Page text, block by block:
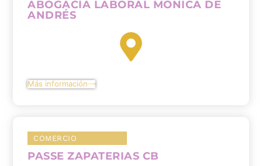
ABOGACÍA LABORAL MÓNICA DE
ANDRÉS
Más información
COMERCIO
PASSE ZAPATERIAS CB